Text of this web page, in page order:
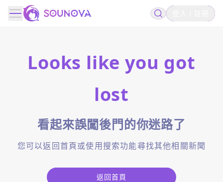
Looks like you got
lost
看起來誤闖後門的你迷路了
您可以返回首頁或使用搜索功能尋找其他相關新聞
返回首頁